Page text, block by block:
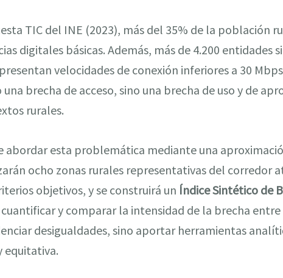
TIC del INE (2023), más del 35% de la población
digitales básicas. Además, más de 4.200 entidades
velocidades de conexión inferiores a 30
brecha de acceso, sino una brecha de uso y de
rurales.
abordar esta problemática mediante una
ocho zonas rurales representativas del corredor
objetivos, y se construirá un Índice Sintético de
y comparar la intensidad de la brecha
desigualdades, sino aportar herramientas
equitativa.